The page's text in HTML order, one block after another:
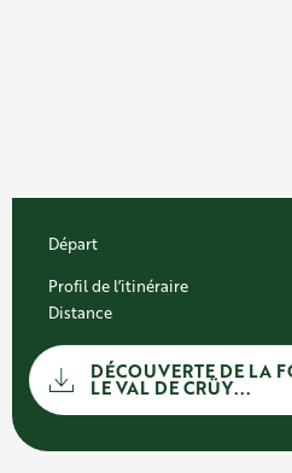
Départ
Profil de l’itinéraire
Distance
DÉCOUVERTE DE LA
LE VAL DE CRÜY...